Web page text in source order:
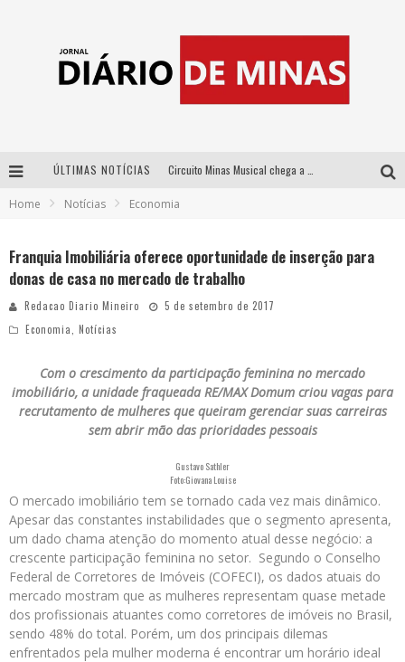
ÚLTIMAS NOTÍCIAS
Home Notícias Economia
Franquia Imobiliária oferece oportunidade de inserção para
donas de casa no mercado de trabalho
Redacao Diario Mineiro
5 de setembro de 2017
Economia
Notícias
Com o crescimento da participação feminina no mercado
imobiliário, a unidade fraqueada RE/MAX Domum criou vagas para
recrutamento de mulheres que queiram gerenciar suas carreiras
sem abrir mão das prioridades pessoais
Gustavo Sathler
Foto:Giovana Louise
O mercado imobiliário tem se tornado cada vez mais dinâmico.
Apesar das constantes instabilidades que o segmento apresenta,
um dado chama atenção do momento atual desse negócio: a
crescente participação feminina no setor. Segundo o Conselho
Federal de Corretores de Imóveis (COFECI), os dados atuais do
mercado mostram que as mulheres representam quase metade
dos profissionais atuantes como corretores de imóveis no Brasil,
sendo 48% do total. Porém, um dos principais dilemas
enfrentados pela mulher moderna é encontrar um horário ideal